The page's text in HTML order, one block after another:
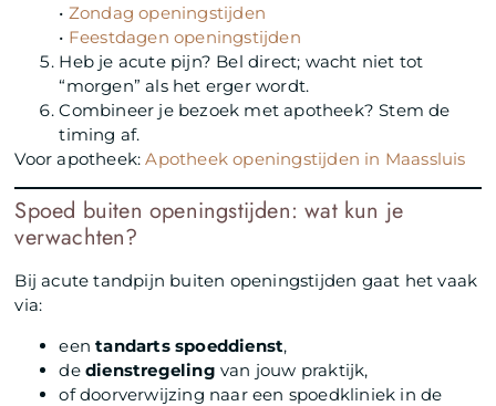
• Zondag openingstijden
• Feestdagen openingstijden
Heb je acute pijn? Bel direct; wacht niet tot
“morgen” als het erger wordt.
Combineer je bezoek met apotheek? Stem de
timing af.
Voor apotheek:Apotheek openingstijden in Maassluis
Spoed buiten openingstijden: wat kun je
verwachten?
Bij acute tandpijn buiten openingstijden gaat het vaak
via:
eentandarts spoeddienst,
dedienstregeling van jouw praktijk,
of doorverwijzing naar een spoedkliniek in de